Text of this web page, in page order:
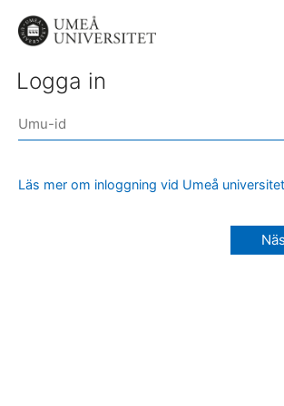
Logga in
Läs mer om inloggning vid Umeå